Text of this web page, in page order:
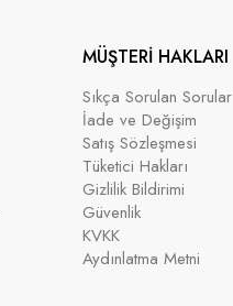
MÜŞTERİ HAKLARI
Sıkça Sorulan Sorular
İade ve Değişim
Satış Sözleşmesi
Tüketici Hakları
Gizlilik Bildirimi
Güvenlik
KVKK
Aydınlatma Metni